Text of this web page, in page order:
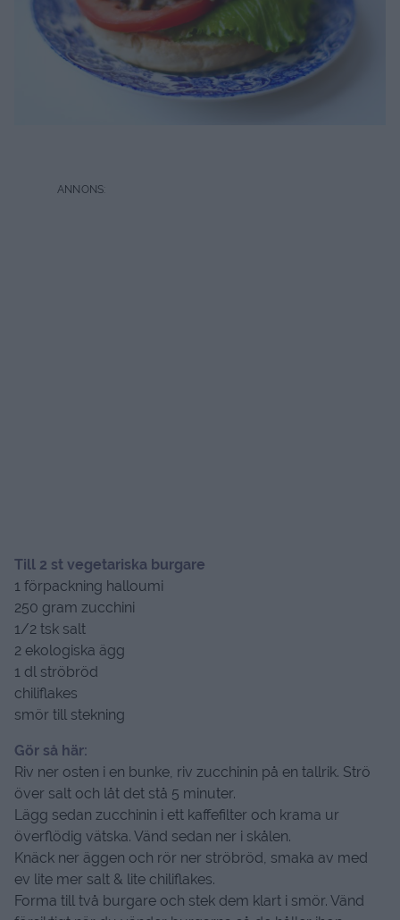
Till 2 st vegetariska burgare
1 förpackning halloumi
250 gram zucchini
1/2 tsk salt
2 ekologiska ägg
1 dl ströbröd
chiliflakes
smör till stekning
Gör så här:
Riv ner osten i en bunke, riv zucchinin på en tallrik. Strö
över salt och låt det stå 5 minuter.
Lägg sedan zucchinin i ett kaffefilter och krama ur
överflödig vätska. Vänd sedan ner i skålen.
Knäck ner äggen och rör ner ströbröd, smaka av med
ev lite mer salt & lite chiliflakes.
Forma till två burgare och stek dem klart i smör. Vänd